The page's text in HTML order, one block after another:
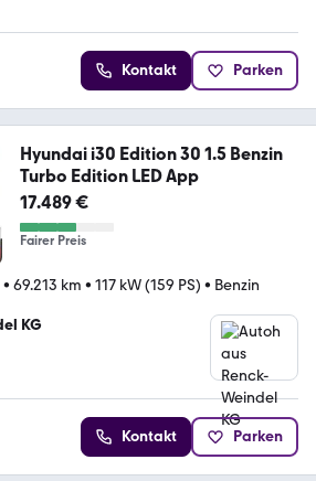
Kontakt Parken
Hyundai i30 Edition 30 1.5 Benzin
Turbo Edition LED App
17.489 €
Fairer Preis
• 69.213 km • 117 kW (159 PS) • Benzin
KG
Kontakt Parken